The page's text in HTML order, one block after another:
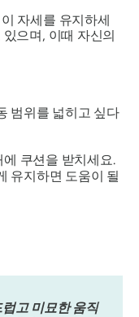
자세를 유지하세
으며, 이때 자신의
범위를 넓히고 싶다
쿠션을 받치세요.
유지하면 도움이 될
고 미묘한 움직